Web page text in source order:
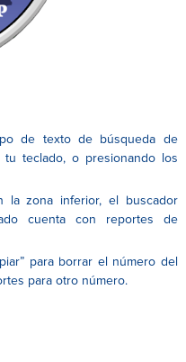
de texto de búsqueda de
teclado, o presionando los
la zona inferior, el buscador
cuenta con reportes de
para borrar el número del
para otro número.